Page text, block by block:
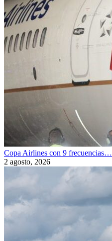
Copa Airlines con 9 frecuencias…
2 agosto, 2026